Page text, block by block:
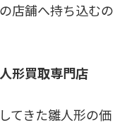
店舗へ持ち込むの
形買取専門店
てきた雛人形の価